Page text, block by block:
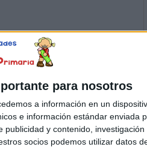
para nosotros
a información en un
e información estándar enviada
y contenido,
socios podemos utilizar datos